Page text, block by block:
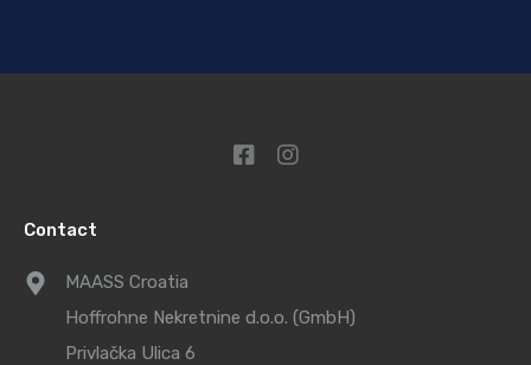
Contact
MAASS Croatia
Hoffrohne Nekretnine d.o.o. (GmbH)
Privlačka Ulica 6